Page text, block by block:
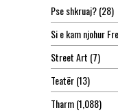
Pse shkruaj?(28)
Si e kam njohur
Street Art (7)
Teatër(13)
Tharm(1,088)